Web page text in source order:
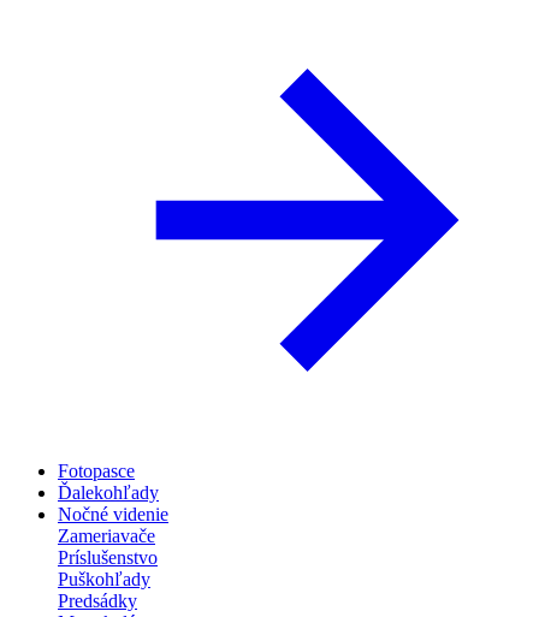
Fotopasce
Ďalekohľady
Nočné videnie
Zameriavače
Príslušenstvo
Puškohľady
Predsádky